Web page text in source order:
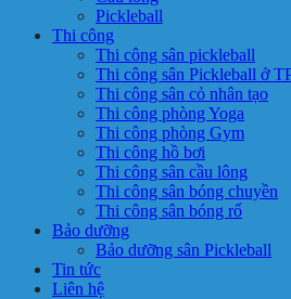
Pickleball
Thi công
Thi công sân pickleball
Thi công sân Pickleball ở
Thi công sân cỏ nhân tạo
Thi công phòng Yoga
Thi công phòng Gym
Thi công hồ bơi
Thi công sân cầu lông
Thi công sân bóng chuyền
Thi công sân bóng rổ
Bảo dưỡng
Bảo dưỡng sân Pickleball
Tin tức
Liên hệ